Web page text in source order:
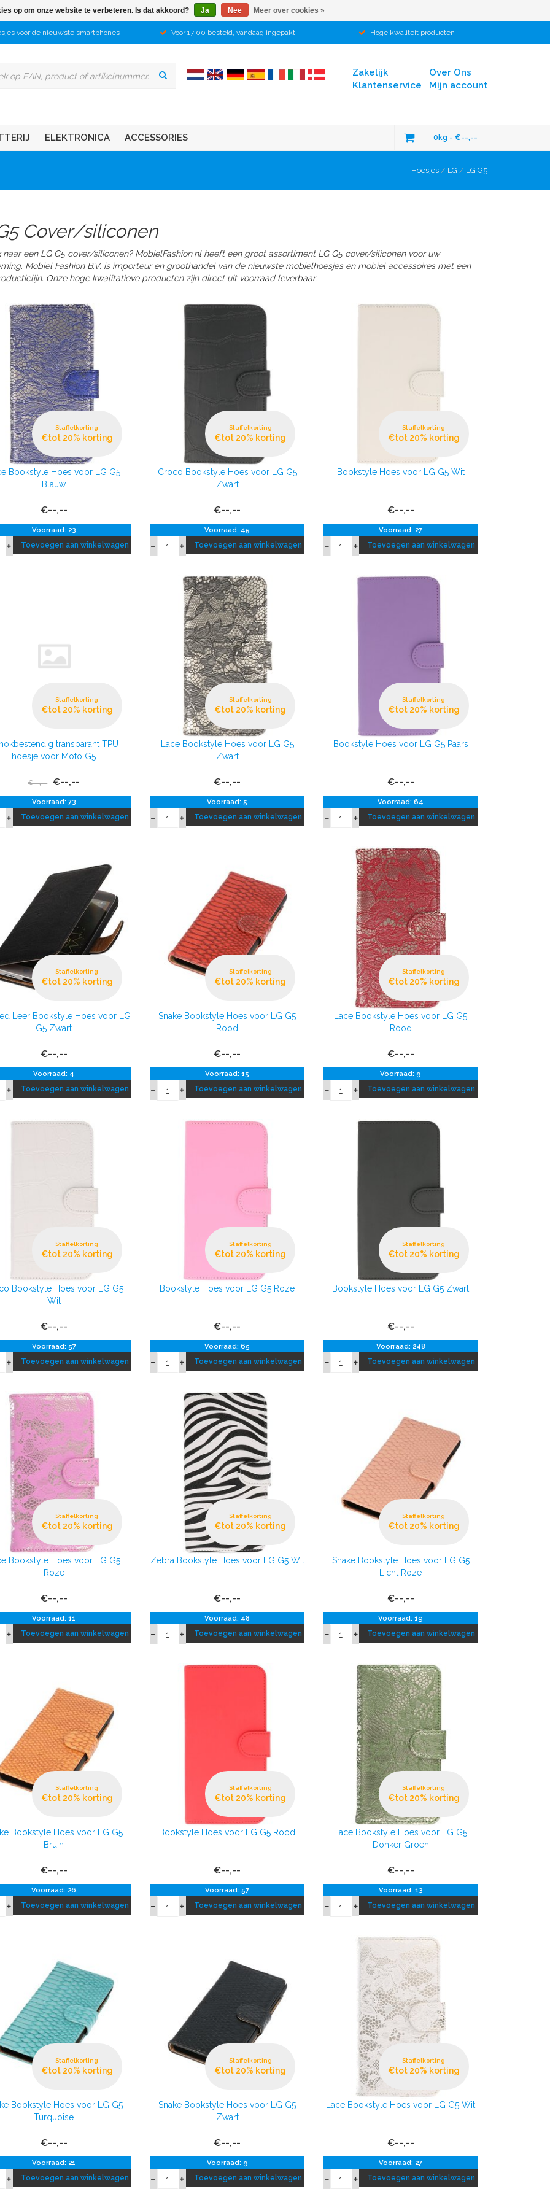
voor de nieuwste smartphones Voor 17:00 besteld, vandaag ingepakt Hoge kwaliteit producten
Over Ons
Mijn account
Zakelijk
Klantenservice
ELEKTRONICA ACCESSORIES 0kg - €--,--
Hoesjes / LG / LG G5
Cover/siliconen
naar een LG G5 cover/siliconen? MobielFashion.nl heeft een groot assortiment LG G5cover/siliconenvoor uw
Mobiel Fashion B.V. is importeur en groothandel van de nieuwste mobielhoesjes en mobiel accessoires met een
Onze hoge kwalitatieve producten zijn direct uit voorraad leverbaar.
Staffelkorting
€tot 20% korting
Bookstyle Hoes voor LG G5
Blauw
€--,--
Voorraad: 23
Toevoegen aan winkelwagen
Staffelkorting
€tot 20% korting
Croco Bookstyle Hoes voor LG G5
Zwart
€--,--
Voorraad: 45
Toevoegen aan winkelwagen
Staffelkorting
€tot 20% korting
Bookstyle Hoes voor LG G5 Wit
€--,--
Voorraad: 27
Toevoegen aan winkelwagen
Staffelkorting
€tot 20% korting
transparant TPU
hoesje voor Moto G5
€--,-- €--,--
Voorraad: 73
Toevoegen aan winkelwagen
Staffelkorting
€tot 20% korting
Lace Bookstyle Hoes voor LG G5
Zwart
€--,--
Voorraad: 5
Toevoegen aan winkelwagen
Staffelkorting
€tot 20% korting
Bookstyle Hoes voor LG G5 Paars
€--,--
Voorraad: 64
Toevoegen aan winkelwagen
Staffelkorting
€tot 20% korting
Leer Bookstyle Hoes voor LG
G5 Zwart
€--,--
Voorraad: 4
Toevoegen aan winkelwagen
Staffelkorting
€tot 20% korting
Snake Bookstyle Hoes voor LG G5
Rood
€--,--
Voorraad: 15
Toevoegen aan winkelwagen
Staffelkorting
€tot 20% korting
Lace Bookstyle Hoes voor LG G5
Rood
€--,--
Voorraad: 9
Toevoegen aan winkelwagen
Staffelkorting
€tot 20% korting
Bookstyle Hoes voor LG G5
Wit
€--,--
Voorraad: 57
Toevoegen aan winkelwagen
Staffelkorting
€tot 20% korting
Bookstyle Hoes voor LG G5 Roze
€--,--
Voorraad: 65
Toevoegen aan winkelwagen
Staffelkorting
€tot 20% korting
Bookstyle Hoes voor LG G5 Zwart
€--,--
Voorraad: 248
Toevoegen aan winkelwagen
Staffelkorting
€tot 20% korting
Bookstyle Hoes voor LG G5
Roze
€--,--
Voorraad: 11
Toevoegen aan winkelwagen
Staffelkorting
€tot 20% korting
Zebra Bookstyle Hoes voor LG G5 Wit
€--,--
Voorraad: 48
Toevoegen aan winkelwagen
Staffelkorting
€tot 20% korting
Snake Bookstyle Hoes voor LG G5
Licht Roze
€--,--
Voorraad: 19
Toevoegen aan winkelwagen
Staffelkorting
€tot 20% korting
Bookstyle Hoes voor LG G5
Bruin
€--,--
Voorraad: 26
Toevoegen aan winkelwagen
Staffelkorting
€tot 20% korting
Bookstyle Hoes voor LG G5 Rood
€--,--
Voorraad: 57
Toevoegen aan winkelwagen
Staffelkorting
€tot 20% korting
Lace Bookstyle Hoes voor LG G5
Donker Groen
€--,--
Voorraad: 13
Toevoegen aan winkelwagen
Staffelkorting
€tot 20% korting
Bookstyle Hoes voor LG G5
Turquoise
€--,--
Voorraad: 21
Toevoegen aan winkelwagen
Staffelkorting
€tot 20% korting
Snake Bookstyle Hoes voor LG G5
Zwart
€--,--
Voorraad: 9
Toevoegen aan winkelwagen
Staffelkorting
€tot 20% korting
Lace Bookstyle Hoes voor LG G5 Wit
€--,--
Voorraad: 27
Toevoegen aan winkelwagen
op om onze website te verbeteren. Is dat akkoord? Ja Nee Meer over cookies »